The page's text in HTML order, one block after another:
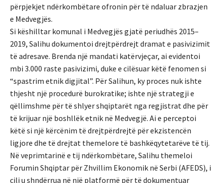
përpjekjet ndërkombëtare ofronin për të ndaluar zbrazjen
e Medvegjës.
Si këshilltar komunal i Medvegjës gjatë periudhës 2015–
2019, Salihu dokumentoi drejtpërdrejt dramat e pasivizimit
të adresave. Brenda një mandati katërvjeçar, ai evidentoi
mbi 3.000 raste pasivizimi, duke e cilësuar këtë fenomen si
“spastrim etnik digjital”. Për Salihun, ky proces nuk ishte
thjesht një procedurë burokratike; ishte një strategji e
qëllimshme për të shlyer shqiptarët nga regjistrat dhe për
të krijuar një boshllëk etnik në Medvegjë. Ai e perceptoi
këtë si një kërcënim të drejtpërdrejtë për ekzistencën
ligjore dhe të drejtat themelore të bashkëqytetarëve të tij.
Në veprimtarinë e tij ndërkombëtare, Salihu themeloi
Forumin Shqiptar për Zhvillim Ekonomik në Serbi (AFEDS), i
cili u shndërrua në një platformë për të dokumentuar